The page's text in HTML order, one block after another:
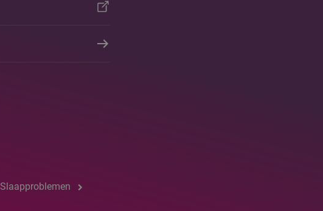
Slaapproblemen